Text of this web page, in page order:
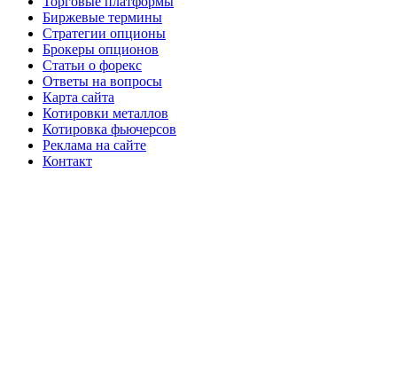
Биржевые термины
Стратегии опционы
Брокеры опционов
Статьи о форекс
Ответы на вопросы
Карта сайта
Котировки металлов
Котировка фьючерсов
Реклама на сайте
Контакт